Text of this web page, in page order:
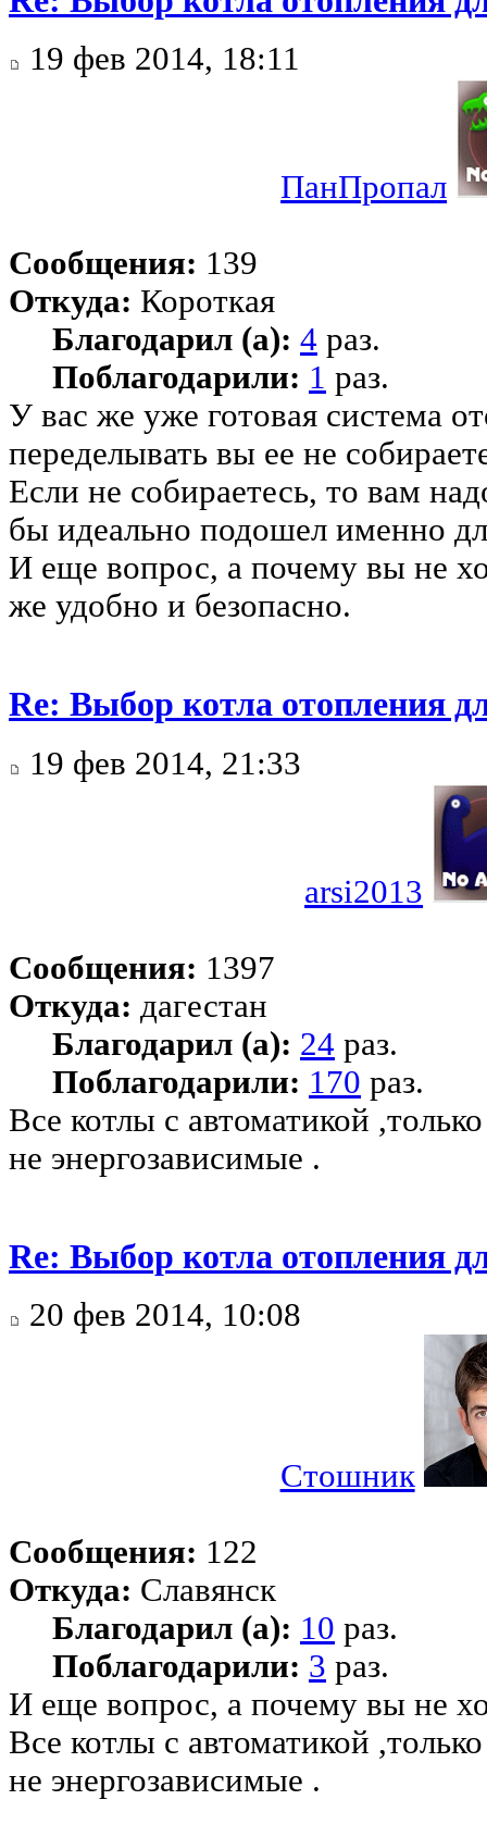
19 фев 2014, 18:11
ПанПропал
Сообщения: 139
Откуда: Короткая
Благодарил (а): 4 раз.
Поблагодарили: 1 раз.
У вас же уже готовая система
переделывать вы ее не
Если не собираетесь, то вам
бы идеально подошел именно
И еще вопрос, а почему вы не
же удобно и безопасно.
Re: Выбор котла отопления
19 фев 2014, 21:33
arsi2013
Сообщения: 1397
Откуда: дагестан
Благодарил (а): 24 раз.
Поблагодарили: 170 раз.
Все котлы с автоматикой
не энергозависимые .
Re: Выбор котла отопления
20 фев 2014, 10:08
Стошник
Сообщения: 122
Откуда: Славянск
Благодарил (а): 10 раз.
Поблагодарили: 3 раз.
И еще вопрос, а почему вы не
Все котлы с автоматикой
не энергозависимые .